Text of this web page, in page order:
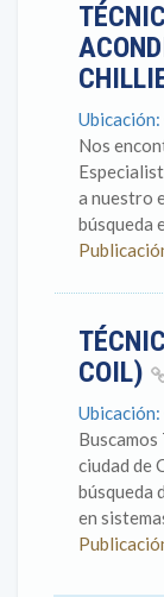
Nos
a nuestro
búsqueda
COIL)
ciudad de
búsqueda
en